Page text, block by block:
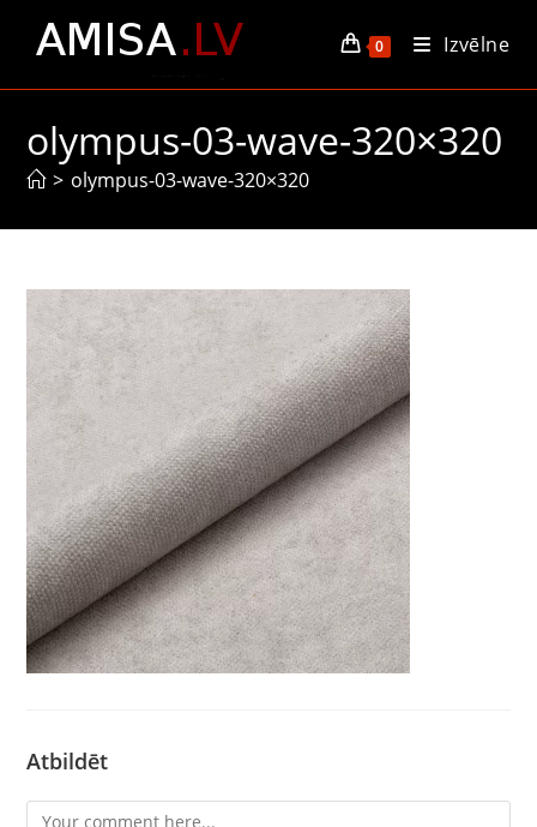
0 Izvēlne
olympus-03-wave-320×320
> olympus-03-wave-320×320
Atbildēt
Comment